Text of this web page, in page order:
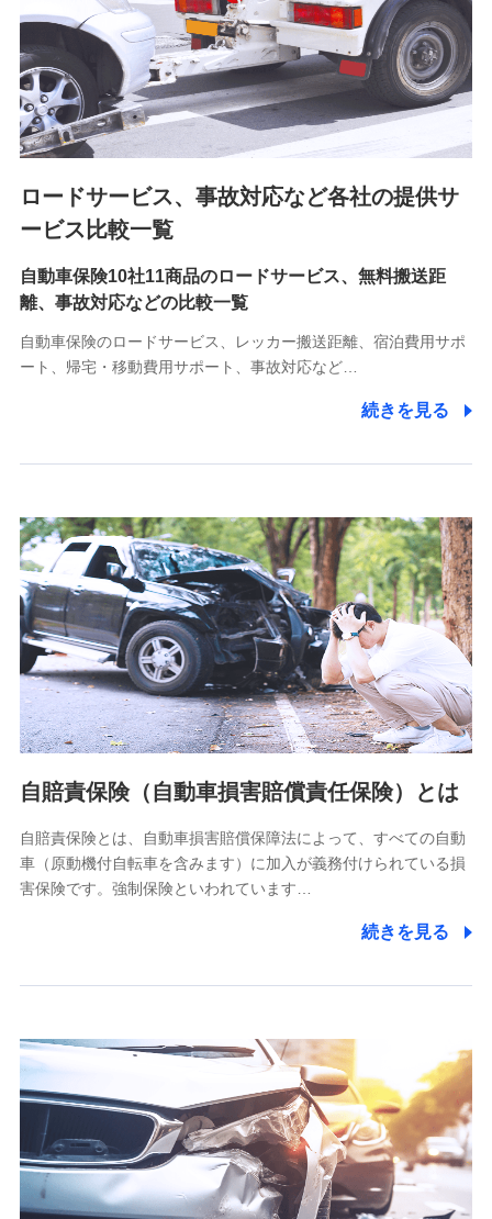
業員同士の連絡のため
8.取引先個人情報
取引先としての選定業務、営業情報の提供業務、契約締結手
続き業務、取引管理業務、およびこれらに準ずる業務の遂行
のため
9.お問い合わせ情報
各種お問い合わせに対応するため
10.受託業務の 個人情報
受託業務の遂行およびこれらに準ずる業務の遂行のため
11.マイカー通勤管理クラウド並びに法人向けASPサー
をお送りするため
分析するため
当社の対応品質向上やお問い合わせ内容の正確な把握のため
個人情報保護管理者の職名、連絡先
株式会社ドコモ・インシュアランス 営業部長
〒103-0013 東京都中央区日本橋人形町2-14-10 アーバン
ネット日本橋ビル 3F
株式会社ドコモ・インシュアランス
個人情報の第三者提供について
除き、第三者に提供いたしません。
業務の委託
当社は利用目的の達成に必要な範囲内において個人情報の取
【共同して利用される利用データの項目】
当社又は株式会社NTTドコモがサービス提供等を通じて取得
した、以下の情報などの個人データ
基本情報
氏名、電話番号、メールアドレス、お客さまの識別子、
属性、連絡先、dポイントサービスのご利用に関する情
ロードサービス、事故対応など各社の提供サ
ービス比較一覧
自動車保険10社11商品のロードサービス、無料搬送距
離、事故対応などの比較一覧
自動車保険のロードサービス、レッカー搬送距離、宿泊費用サポ
ート、帰宅・移動費用サポート、事故対応など…
続きを見る
自賠責保険（自動車損害賠償責任保険）とは
自賠責保険とは、自動車損害賠償保障法によって、すべての自動
車（原動機付自転車を含みます）に加入が義務付けられている損
害保険です。強制保険といわれています…
続きを見る